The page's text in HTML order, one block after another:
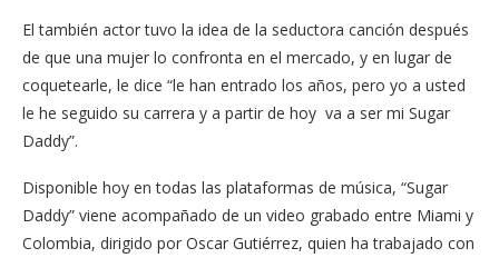
El también actor tuvo la idea de la seductora canción después
de que una mujer lo confronta en el mercado, y en lugar de
coquetearle, le dice “le han entrado los años, pero yo a usted
le he seguido su carrera y a partir de hoy va a ser mi Sugar
Daddy”.
Disponible hoy en todas las plataformas de música, “Sugar
Daddy” viene acompañado de un video grabado entre Miami y
Colombia, dirigido por Oscar Gutiérrez, quien ha trabajado con